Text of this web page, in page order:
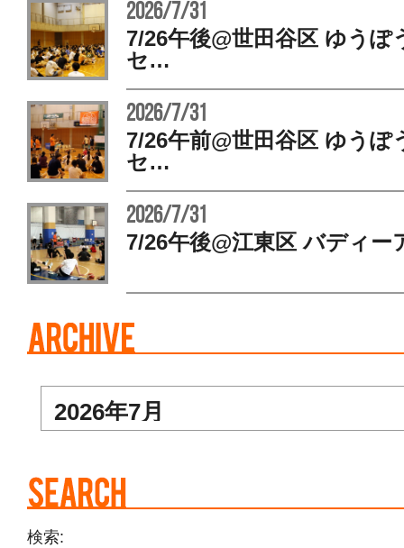
2026/7/31
7/26午後@世田谷区 ゆうぽ
セ…
2026/7/31
7/26午前@世田谷区 ゆうぽ
セ…
2026/7/31
7/26午後@江東区 バディ
検索: